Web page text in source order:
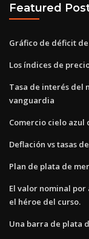
Featured
Gráfico de déficit
Los índices de
Tasa de interés del
vanguardia
Comercio cielo azul
Deflación vs tasas
Plan de plata de
El valor nominal por
el héroe del curso.
Una barra de plata